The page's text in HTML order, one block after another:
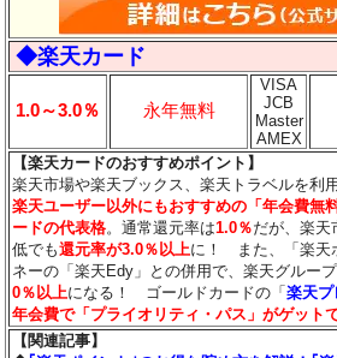
◆楽天カード
1.0～3.0％ 永年無料
VISA
JCB
Master
AMEX
【楽天カードのおすすめポイント】
楽天市場や楽天ブックス、楽天トラベルを利
楽天ユーザー以外にもおすすめの「年会費無
ードの代表格。通常還元率は1.0％だが、楽天
低でも還元率が3.0％ 以上に！ また、「楽天
ネーの「楽天Edy」との併用で、楽天グルー
0％以上になる！ ゴールドカードの「楽天
年会費で「プライオリティ・パス」がゲット
【関連記事】